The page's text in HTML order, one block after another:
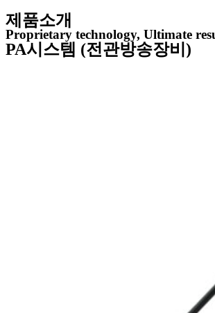
제품소개
Proprietary technology, Ultimate
PA시스템 (전관방송장비)